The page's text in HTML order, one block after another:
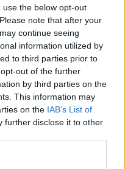
the below opt-out
note that after your
continue seeing
information utilized by
to third parties prior to
out of the further
by third parties on the
This information may
on the IAB’s List of
further disclose it to other
Călin
merge mai departe
Valul de
ating 41 de
t...
criza din Ceuta.